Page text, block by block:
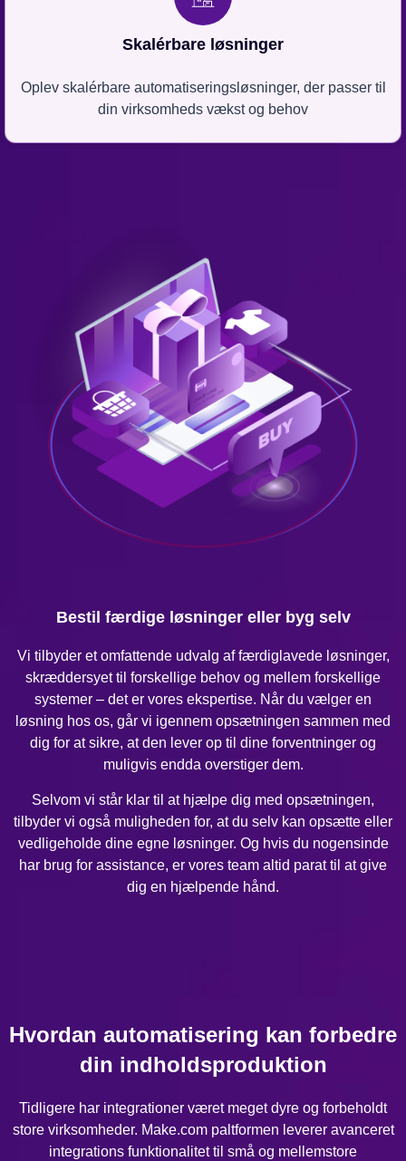
Skalérbare løsninger
Oplev skalérbare automatiseringsløsninger, der passer til
din virksomheds vækst og behov
Bestil færdige løsninger eller byg selv
Vi tilbyder et omfattende udvalg af færdiglavede løsninger,
skræddersyet til forskellige behov og mellem forskellige
systemer – det er vores ekspertise. Når du vælger en
løsning hos os, går vi igennem opsætningen sammen med
dig for at sikre, at den lever op til dine forventninger og
muligvis endda overstiger dem.
Selvom vi står klar til at hjælpe dig med opsætningen,
tilbyder vi også muligheden for, at du selv kan opsætte eller
vedligeholde dine egne løsninger. Og hvis du nogensinde
har brug for assistance, er vores team altid parat til at give
dig en hjælpende hånd.
Hvordan automatisering kan forbedre
din indholdsproduktion
Tidligere har integrationer været meget dyre og forbeholdt
store virksomheder. Make.com paltformen leverer avanceret
integrations funktionalitet til små og mellemstore